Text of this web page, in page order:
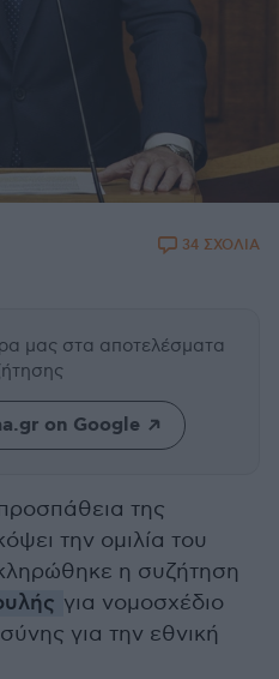
34 ΣΧΟΛΙΑ
μας στα αποτελέσματα
on Google
της
την ομιλία του
η συζήτηση
για νομοσχέδιο
για την εθνική